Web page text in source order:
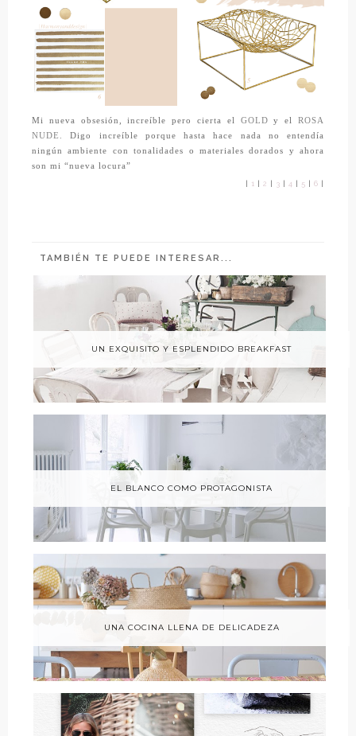
Mi nueva obsesión, increíble pero cierta el GOLD y elROSA
NUDE.Digo increíble porque hasta hace nada no entendía
ningún ambiente con tonalidades o materiales dorados y ahora
son mi “nueva locura”
1 2 3 4 5 6
TAMBIÉN TE PUEDE INTERESAR...
UN EXQUISITO Y ESPLENDIDO BREAKFAST
EL BLANCO COMO PROTAGONISTA
UNA COCINA LLENA DE DELICADEZA